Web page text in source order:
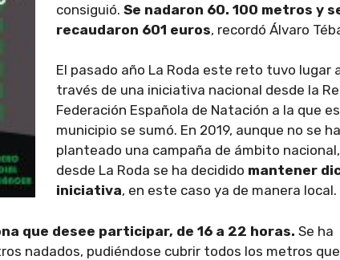
consiguió. Se nadaron 60. 100 metros y
recaudaron 601 euros, recordó Álvaro
El pasado año La Roda este reto tuvo lugar
través de una iniciativa nacional desde la
Federación Española de Natación a la que
municipio se sumó. En 2019, aunque no se ha
planteado una campaña de ámbito nacional,
desde La Roda se ha decidido mantener
iniciativa, en este caso ya de manera local.
que desee participar, de 16 a 22 horas. Se ha
nadados, pudiéndose cubrir todos los metros